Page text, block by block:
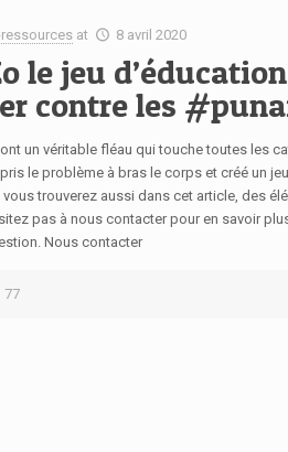
at 8 avril 2020
le jeu
contre les
un véritable fléau qui touche toutes les
le problème à bras le corps et créé un
vous trouverez aussi dans cet article, des
pas à nous contacter pour en savoir
Nous contacter
77